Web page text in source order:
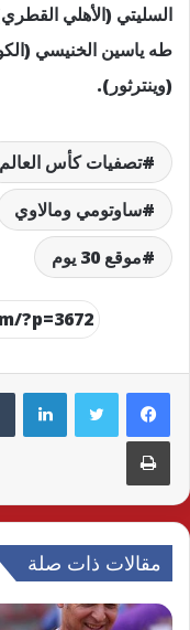
السليتي (الأهلي
طه ياسين الخنيسي
(وينترثور).
تصفيات كأس العالم
ساوتومي ومالاوي
موقع 30 يوم
طباعة
مقالات ذات صلة